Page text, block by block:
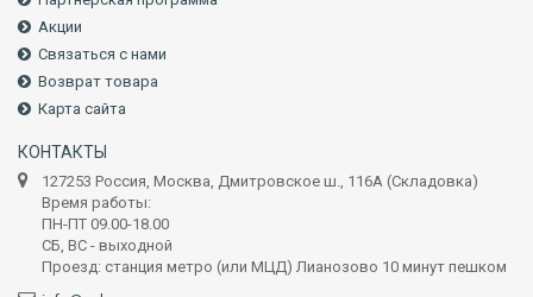
Акции
Связаться с нами
Возврат товара
Карта сайта
КОНТАКТЫ
127253 Россия, Москва, Дмитровское ш., 116А (Складовка)
Время работы:
ПН-ПТ 09.00-18.00
СБ, ВС - выходной
Проезд: станция метро (или МЦД) Лианозово 10 минут пешком